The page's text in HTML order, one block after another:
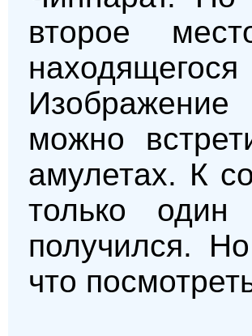
второе
можно
амулетах. К
только
получился.
что